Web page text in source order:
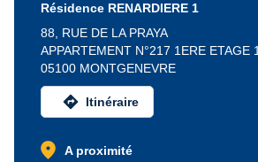
Résidence RENARDIERE 1
88, RUE DE LA PRAYA
APPARTEMENT N°217 1ERE ETAGE
05100 MONTGENEVRE
directions Itinéraire
location_on
A proximité